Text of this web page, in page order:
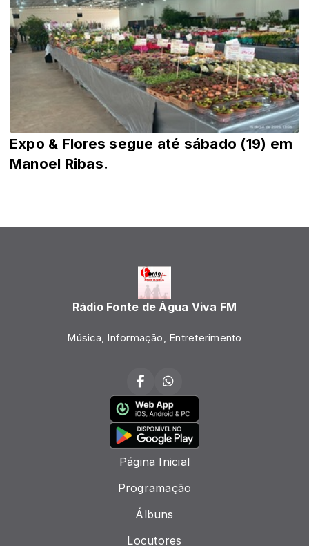
Expo & Flores segue até sábado (19) em
Manoel Ribas.
Rádio Fonte de Água Viva FM
Música, Informação, Entreterimento
Página Inicial
Programação
Álbuns
Locutores